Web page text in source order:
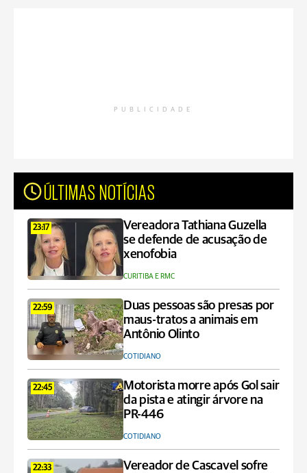
PUBLICIDADE
ÚLTIMAS NOTÍCIAS
23:17
Vereadora Tathiana Guzella
se defende de acusação de
xenofobia
CURITIBA E RMC
22:59
Duas pessoas são presas por
maus-tratos a animais em
Antônio Olinto
COTIDIANO
22:45
Motorista morre após Gol sair
da pista e atingir árvore na
PR-446
COTIDIANO
22:33
Vereador de Cascavel sofre